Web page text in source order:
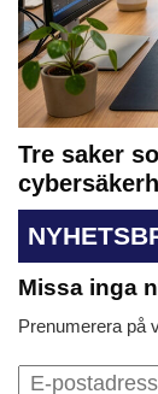
Tre saker
Missa inga
Prenumerera på